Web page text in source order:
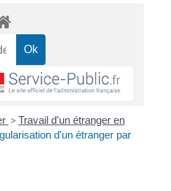
> Travail d'un étranger en
d'un étranger par